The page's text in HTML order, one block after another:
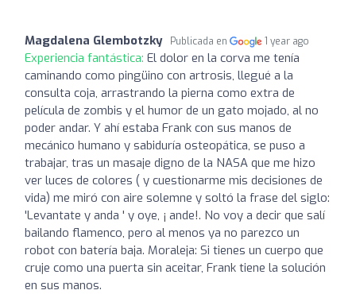
Magdalena Glembotzky Publicada en 1 year ago
Experiencia fantástica: El dolor en la corva me tenía
caminando como pingüino con artrosis, llegué a la
consulta coja, arrastrando la pierna como extra de
película de zombis y el humor de un gato mojado, al no
poder andar. Y ahí estaba Frank con sus manos de
mecánico humano y sabiduría osteopática, se puso a
trabajar, tras un masaje digno de la NASA que me hizo
ver luces de colores ( y cuestionarme mis decisiones de
vida) me miró con aire solemne y soltó la frase del siglo:
'Levantate y anda ' y oye, ¡ ande!. No voy a decir que salí
bailando flamenco, pero al menos ya no parezco un
robot con batería baja. Moraleja: Si tienes un cuerpo que
cruje como una puerta sin aceitar, Frank tiene la solución
en sus manos.